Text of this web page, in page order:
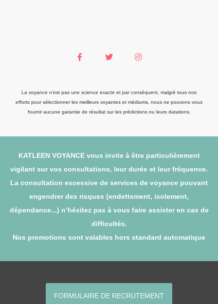
La voyance n'est pas une science exacte et par conséquent, malgré tous nos
efforts pour sélectionner les meilleurs voyantes et médiums, nous ne pouvons vous
fournir aucune garantie de résultat sur les prédictions ou leurs datations.
KATLEEN VOYANCE vous invite à être particulièrement
vigilant sur vos consultations, leur durée et leur fréquence.
La consultation excessive de services de voyance pouvant
engendrer des risques (endettement, isolement,
dépendance...) n’hésitez pas à vous faire assister en cas de
difficultés.
Nos promotions sont valables hors standard automatique
FORMULAIRE DE RECRUTEMENT